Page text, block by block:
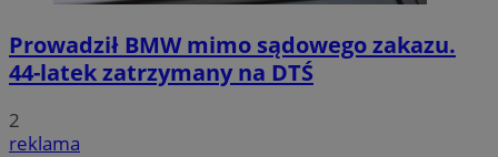
Prowadził BMW mimo sądowego zakazu.
44-latek zatrzymany na DTŚ
2
reklama